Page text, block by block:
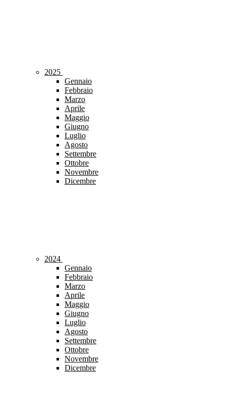
2025
Gennaio
Febbraio
Marzo
Aprile
Maggio
Giugno
Luglio
Agosto
Settembre
Ottobre
Novembre
Dicembre
2024
Gennaio
Febbraio
Marzo
Aprile
Maggio
Giugno
Luglio
Agosto
Settembre
Ottobre
Novembre
Dicembre